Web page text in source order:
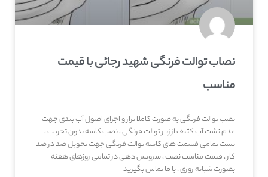
نصاب توالت فرنگی شهید رجائی با قیمت
مناسب
نصب توالت فرنگی به صورت کاملا تراز و اجرای اصول آب بندی جهت
عدم نشت آب کثیف از زیر توالت فرنگی ، نصب کاسه بدون تخریب ،
تست تمامی قسمت های کاسه توالت فرنگی جهت تحویل صد در صد
کار ، قیمت مناسب نصب ، سرویس دهی در تمامی روزهای هفته
بصورت شبانه روزی . با ما تماس بگیرید